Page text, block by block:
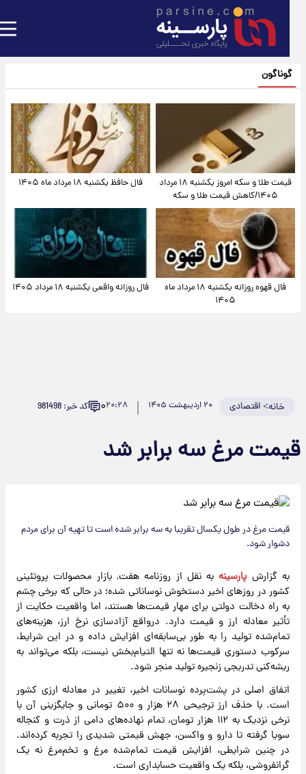
گوناگون
قیمت طلا و سکه امروز یکشنبه ۱۸ مرداد
۱۴۰۵/کاهش قیمت طلا و سکه
فال حافظ یکشنبه ۱۸ مرداد ماه ۱۴۰۵
فال قهوه روزانه یکشنبه ۱۸ مرداد ماه
۱۴۰۵
فال روزانه واقعی یکشنبه ۱۸ مرداد ۱۴۰۵
خانه>اقتصادی ۲۰ اردیبهشت ۱۴۰۵ ۲۰:۲۸۰ کد خبر: 981498
مرغ سه برابر شد
قیمت مرغ در طول یکسال تقریبا به سه برابر شده است تا تهیه آن برای مردم
دشوار شود.
به گزارش پارسینهبه نقل از روزنامه هفت, بازار محصولات پروتئینی
کشور در روز‌های اخیر دستخوش نوساناتی شده؛ در حالی که برخی چشم
به راه دخالت دولتی برای مهار قیمت‌ها هستند، اما واقعیت حکایت از
تأثیر معادله ارز و قیمت دارد. درواقع آزادسازی نرخ ارز، هزینه‌های
تمام‌شده تولید را به طور بی‌سابقه‌ای افزایش داده و در این شرایط،
سرکوب دستوری قیمت‌ها نه تنها التیام‌بخش نیست، بلکه می‌تواند به
ریشه‌کنی تدریجی زنجیره تولید منجر شود.
اتفاق اصلی در پشت‌پرده نوسانات اخیر، تغییر در معادله ارزی کشور
است. با حذف ارز ترجیحی ۲۸ هزار و ۵۰۰ تومانی و جایگزینی آن با
نرخی نزدیک به ۱۱۲ هزار تومان، تمام نهاده‌های دامی از ذرت و کنجاله
سویا گرفته تا دارو و واکسن، جهش قیمتی شدیدی را تجربه کرده‌اند.
در چنین شرایطی، افزایش قیمت تمام‌شده مرغ و تخم‌مرغ نه یک
گرانفروشی، بلکه یک واقعیت حسابداری است.